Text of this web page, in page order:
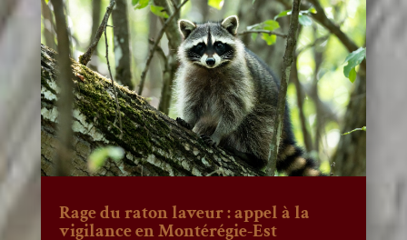
Rage du raton laveur : appel à la
vigilance en Montérégie-Est